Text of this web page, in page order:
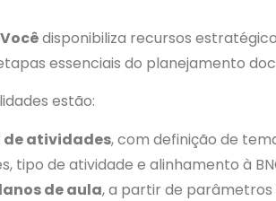
disponibiliza recursos
essenciais do planejamento
estão:
atividades, com definição de
tipo de atividade e alinhamento à
de aula, a partir de